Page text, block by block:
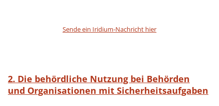
Sende ein Iridium-Nachricht hier
2. Die behördliche Nutzung bei Behörden
und Organisationen mit Sicherheitsaufgaben